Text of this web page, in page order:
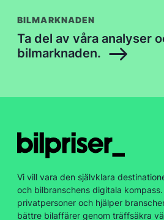
BILMARKNADEN
Ta del av våra analyser
bilmarknaden.
Vi vill vara den självklara
och bilbranschens digitala
privatpersoner och hjälper
bättre bilaffärer genom träffsäkra